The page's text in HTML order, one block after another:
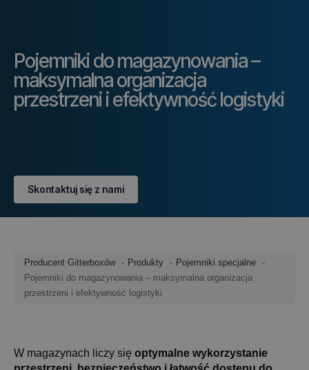
Pojemniki do magazynowania –
maksymalna organizacja
przestrzeni i efektywność logistyki
Skontaktuj się z nami
Producent Gitterboxów Produkty
Pojemniki specjalne
Pojemniki do magazynowania – maksymalna organizacja
przestrzeni i efektywność logistyki
W magazynach liczy się optymalne wykorzystanie